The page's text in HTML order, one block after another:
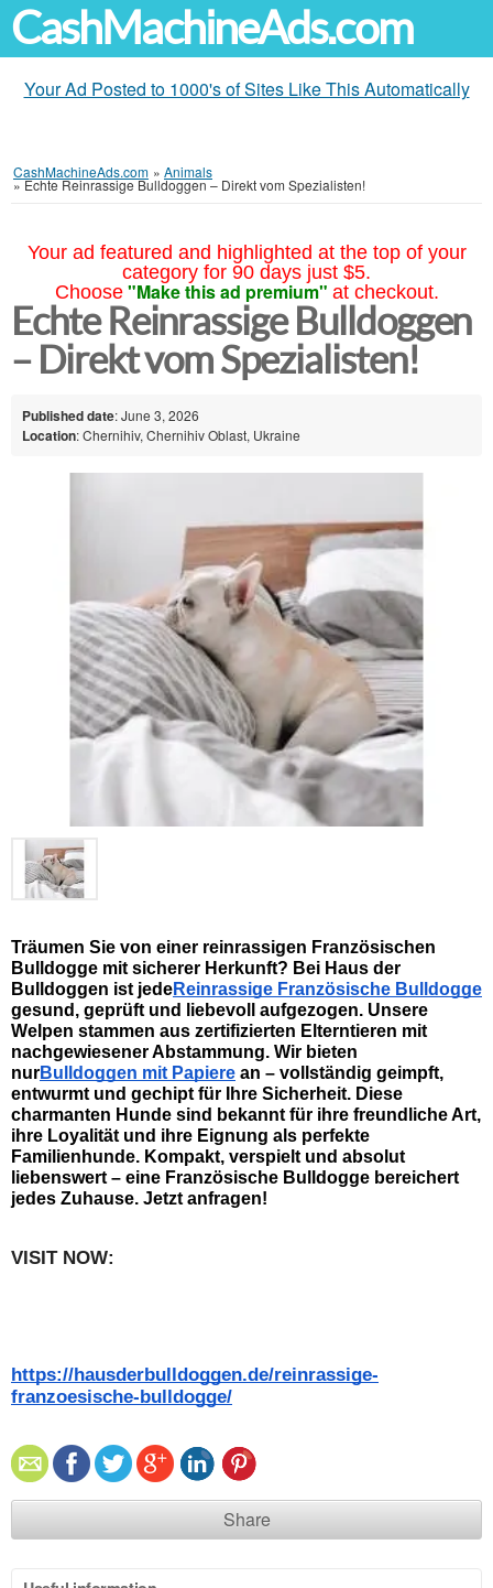
CashMachineAds.com
Your Ad Posted to 1000's of Sites Like This Automatically
CashMachineAds.com » Animals
»Echte Reinrassige Bulldoggen – Direkt vom Spezialisten!
Your ad featured and highlighted at the top of your
category for 90 days just $5.
Choose "Make this ad premium" at checkout.
Echte Reinrassige Bulldoggen
– Direkt vom Spezialisten!
Published date: June 3, 2026
Location: Chernihiv, Chernihiv Oblast, Ukraine
Träumen Sie von einer reinrassigen Französischen
Bulldogge mit sicherer Herkunft? Bei Haus der
Bulldoggen ist jedeReinrassige Französische Bulldogge
gesund, geprüft und liebevoll aufgezogen. Unsere
Welpen stammen aus zertifizierten Elterntieren mit
nachgewiesener Abstammung. Wir bieten
nurBulldoggen mit Papiere an – vollständig geimpft,
entwurmt und gechipt für Ihre Sicherheit. Diese
charmanten Hunde sind bekannt für ihre freundliche Art,
ihre Loyalität und ihre Eignung als perfekte
Familienhunde. Kompakt, verspielt und absolut
liebenswert – eine Französische Bulldogge bereichert
jedes Zuhause. Jetzt anfragen!
VISIT NOW:
https://hausderbulldoggen.de/reinrassige-
franzoesische-bulldogge/
Share